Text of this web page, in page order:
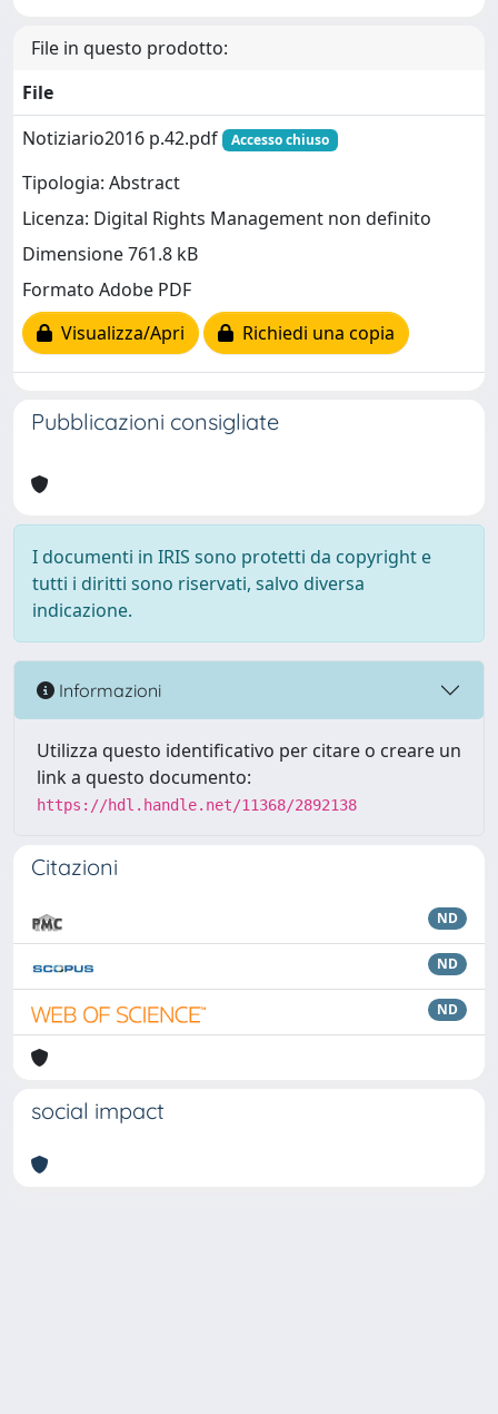
File in questo prodotto:
File
Notiziario2016 p.42.pdf
Accesso chiuso
Tipologia: Abstract
Licenza: Digital Rights Management non definito
Dimensione 761.8 kB
Formato Adobe PDF
Visualizza/Apri
Richiedi una copia
Pubblicazioni consigliate
I documenti in IRIS sono protetti da copyright e
tutti i diritti sono riservati, salvo diversa
indicazione.
Informazioni
Utilizza questo identificativo per citare o creare un
link a questo documento:
https://hdl.handle.net/11368/2892138
Citazioni
ND
ND
ND
social impact